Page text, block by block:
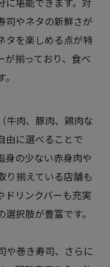
司やネタの新鮮さが
タを楽しめる点が特
が揃っており、食べ
牛肉、豚肉、鶏肉な
由に選べることで
身の少ない赤身肉や
り揃えている店舗も
ドリンクバーも充実
択肢が豊富です。
や巻き寿司、さらに